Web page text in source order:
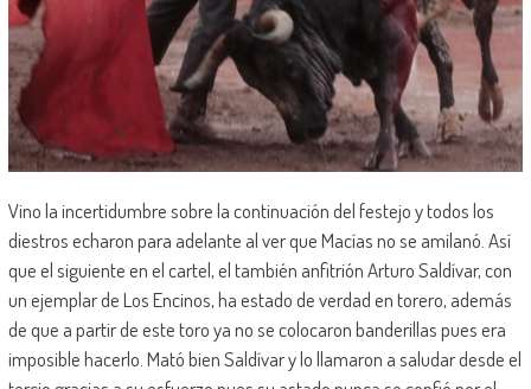
Vino la incertidumbre sobre la continuación del festejo y todos los
diestros echaron para adelante al ver que Macías no se amilanó. Así
que el siguiente en el cartel, el también anfitrión Arturo Saldívar, con
un ejemplar de Los Encinos, ha estado de verdad en torero, además
de que a partir de este toro ya no se colocaron banderillas pues era
imposible hacerlo. Mató bien Saldívar y lo llamaron a saludar desde el